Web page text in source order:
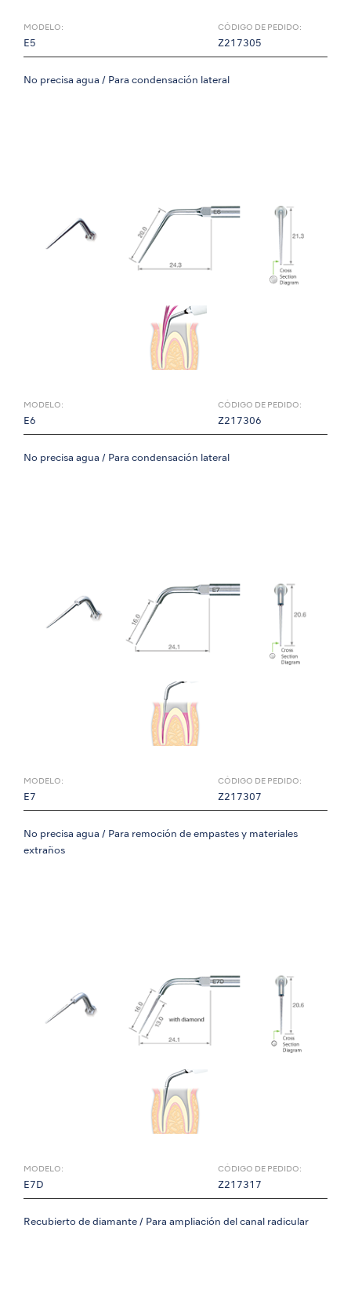
MODELO:
E5
CÓDIGO DE PEDIDO:
Z217305
No precisa agua / Para condensación lateral
MODELO:
E6
CÓDIGO DE PEDIDO:
Z217306
No precisa agua / Para condensación lateral
MODELO:
E7
CÓDIGO DE PEDIDO:
Z217307
No precisa agua / Para remoción de empastes y materiales
extraños
MODELO:
E7D
CÓDIGO DE PEDIDO:
Z217317
Recubierto de diamante / Para ampliación del canal radicular